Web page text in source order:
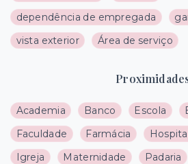
dependência de empregada
vista exterior
Área de serviço
Academia Banco Escola
Faculdade
Farmácia
Igreja
Maternidade Padaria